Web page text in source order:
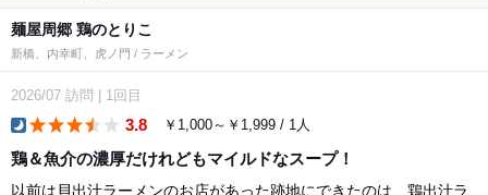
麺屋周郷 鶏のとりこ
新橋、内幸町、虎ノ門 / ラーメン
2026/07 訪問 1回目
3.8 ￥1,000～￥1,999 / 1人
鶏＆魚介の濃厚だけれどもマイルドなスープ！
以前は貝出汁ラーメンのお店があった跡地にできたのは、鶏出汁ラ